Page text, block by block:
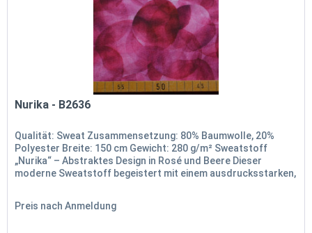
Nurika - B2636
Qualität: Sweat Zusammensetzung: 80% Baumwolle, 20%
Polyester Breite: 150 cm Gewicht: 280 g/m² Sweatstoff
„Nurika“ – Abstraktes Design in Rosé und Beere Dieser
moderne Sweatstoff begeistert mit einem ausdrucksstarken,
Preis nach Anmeldung